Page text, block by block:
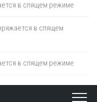
в спящем режиме
в спящем
в спящем режиме